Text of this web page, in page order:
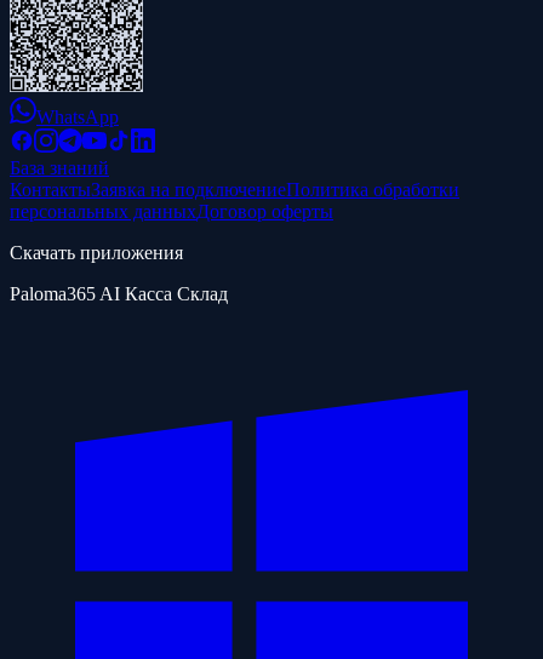
WhatsApp
База знаний
КонтактыЗаявка на подключениеПолитика обработки
персональных данныхДоговор оферты
Скачать приложения
Paloma365 AI Касса Склад